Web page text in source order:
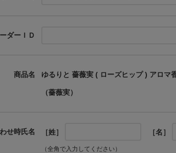
ダーＩＤ
商品名 ゆるりと 薔薇実 ( ローズヒップ ) アロマ
（薔薇実）
せ時氏名 ［姓］ ［名］
（全角で入力してください）